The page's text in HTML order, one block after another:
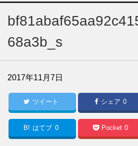
68a3b_s
2017年11月7日
ツイート シェア 0
B! はてブ 0 Pocket 0